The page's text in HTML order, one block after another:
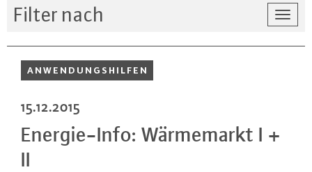
Filter nach
AN­WEN­DUNGS­HIL­FEN
15.12.2015
En­er­gie-In­fo: Wär­me­markt I +
II